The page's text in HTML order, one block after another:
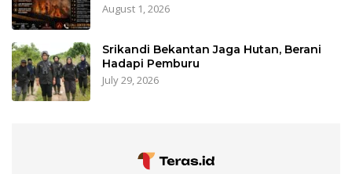
August 1, 2026
Srikandi Bekantan Jaga Hutan, Berani
Hadapi Pemburu
July 29, 2026